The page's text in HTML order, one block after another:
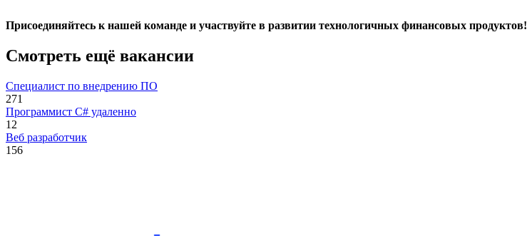
Присоединяйтесь к нашей команде и участвуйте в развитии технологичных финансовых продуктов!
Смотреть ещё вакансии
Специалист по внедрению ПО
271
Программист C# удаленно
12
Веб разработчик
156